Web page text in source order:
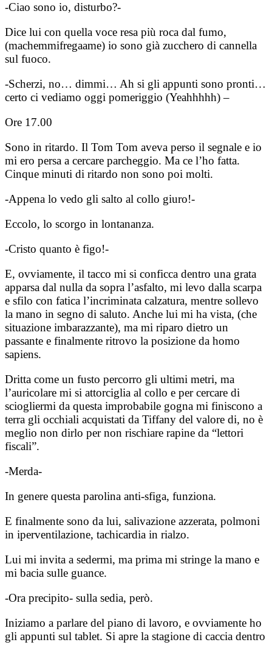
-Ciao sono io, disturbo?-
Dice lui con quella voce resa più roca dal fumo,
(machemmifregaame) io sono già zucchero di cannella
sul fuoco.
-Scherzi, no… dimmi… Ah si gli appunti sono pronti…
certo ci vediamo oggi pomeriggio (Yeahhhhh) –
Ore 17.00
Sono in ritardo. Il Tom Tom aveva perso il segnale e io
mi ero persa a cercare parcheggio. Ma ce l’ho fatta.
Cinque minuti di ritardo non sono poi molti.
-Appena lo vedo gli salto al collo giuro!-
Eccolo, lo scorgo in lontananza.
-Cristo quanto è figo!-
E, ovviamente, il tacco mi si conficca dentro una grata
apparsa dal nulla da sopra l’asfalto, mi levo dalla scarpa
e sfilo con fatica l’incriminata calzatura, mentre sollevo
la mano in segno di saluto. Anche lui mi ha vista, (che
situazione imbarazzante), ma mi riparo dietro un
passante e finalmente ritrovo la posizione da homo
sapiens.
Dritta come un fusto percorro gli ultimi metri, ma
l’auricolare mi si attorciglia al collo e per cercare di
sciogliermi da questa improbabile gogna mi finiscono a
terra gli occhiali acquistati da Tiffany del valore di, no è
meglio non dirlo per non rischiare rapine da “lettori
fiscali”.
-Merda-
In genere questa parolina anti-sfiga, funziona.
E finalmente sono da lui, salivazione azzerata, polmoni
in iperventilazione, tachicardia in rialzo.
Lui mi invita a sedermi, ma prima mi stringe la mano e
mi bacia sulle guance.
-Ora precipito- sulla sedia, però.
Iniziamo a parlare del piano di lavoro, e ovviamente ho
gli appunti sul tablet. Si apre la stagione di caccia dentro